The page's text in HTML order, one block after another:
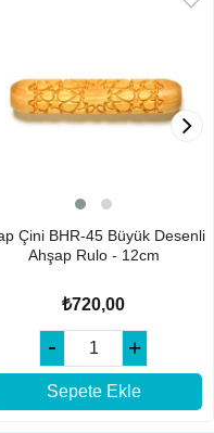
Çini BHR-45 Büyük Desenli
Ahşap Rulo - 12cm
₺720,00
Sepete Ekle